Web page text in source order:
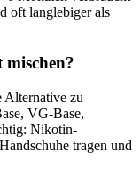
oft langlebiger als
Alternative zu
VG-Base,
Nikotin-
tragen und